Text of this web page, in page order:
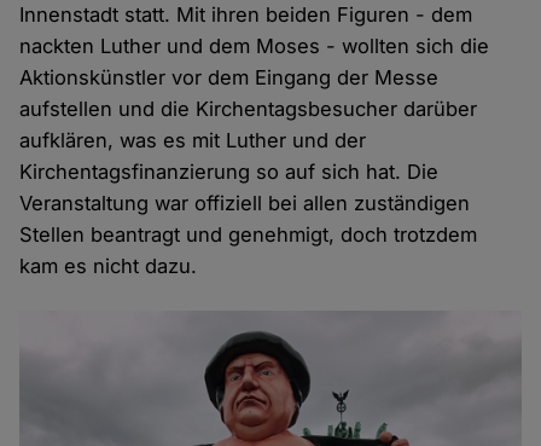
Innenstadt statt. Mit ihren beiden Figuren - dem
nackten Luther und dem Moses - wollten sich die
Aktionskünstler vor dem Eingang der Messe
aufstellen und die Kirchentagsbesucher darüber
aufklären, was es mit Luther und der
Kirchentagsfinanzierung so auf sich hat. Die
Veranstaltung war offiziell bei allen zuständigen
Stellen beantragt und genehmigt, doch trotzdem
kam es nicht dazu.